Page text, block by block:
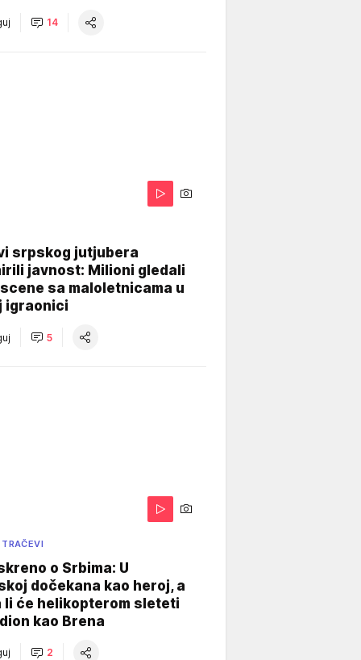
14
srpskog jutjubera
javnost: Milioni gledali
sa maloletnicama u
igraonici
5
o Srbima: U
dočekana kao heroj, a
li će helikopterom sleteti
kao Brena
2